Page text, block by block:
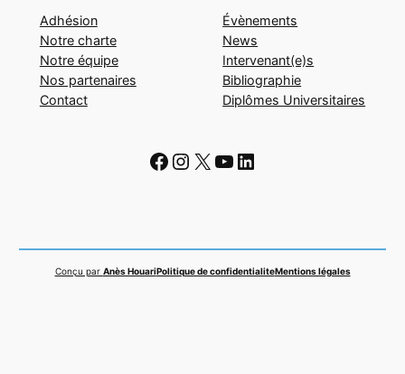
Adhésion
Notre charte
Notre équipe
Nos partenaires
Contact
Évènements
News
Intervenant(e)s
Bibliographie
Diplômes Universitaires
Facebook
Instagram
X YouTube
LinkedIn
Conçu par Anès HouariPolitique de confidentialiteMentions légales